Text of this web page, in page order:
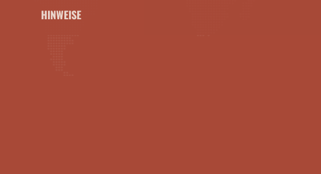
HINWEISE